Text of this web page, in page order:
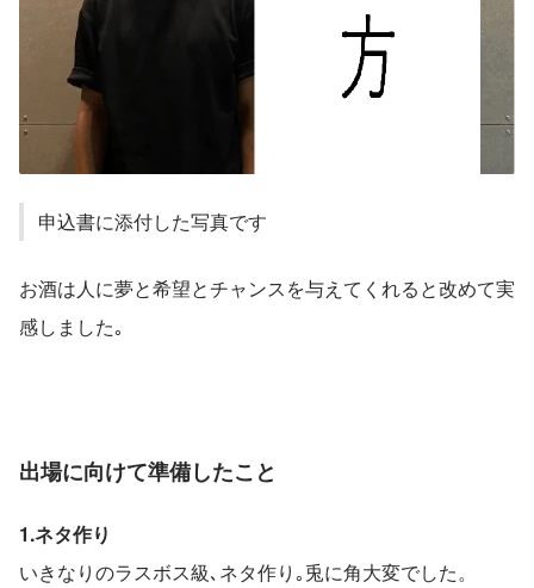
申込書に添付した写真です
お酒は人に夢と希望とチャンスを与えてくれると改めて実
感しました｡
出場に向けて準備したこと
1.ネタ作り
いきなりのラスボス級､ネタ作り｡兎に角大変でした。